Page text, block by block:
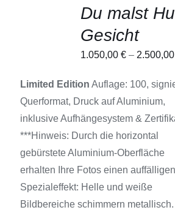
AUSFÜHRUNG
PRODUKT
MEHRERE
AUF.
OPTIONEN
KÖNNEN
DER
PRODUKTSEITE
WERDEN
Du malst
Gesicht
1.050,00€ –
Limited Edition Auflage: 100,
Querformat, Druck auf Aluminium,
inklusive Aufhängesystem &
***Hinweis: Durch die horizontal
gebürstete Aluminium-Oberfläche
erhalten Ihre Fotos einen auffälligen
Spezialeffekt: Helle und weiße
Bildbereiche schimmern